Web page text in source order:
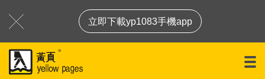
立即下載yp1083手機app